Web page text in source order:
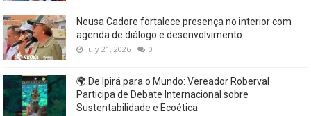
Neusa Cadore fortalece presença no interior com
agenda de diálogo e desenvolvimento
July 21, 2026 0
🌍 De Ipirá para o Mundo: Vereador Roberval
Participa de Debate Internacional sobre
Sustentabilidade e Ecoética